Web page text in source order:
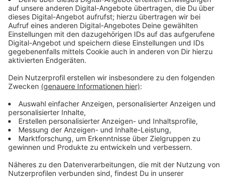
der "Host City" Düsseldorf schon groß. Das
Schauspielhaus etwa hat ein eigenes Stück
entwickelt, das an der dortigen Fanzone aufgeführt
wird. Weitere Fanzonen gibt es am Burgplatz und rund
um die Apollo-Wiese an der Kniebrücke. Dazu kommt
Anzeige
Weitere Infos und Links zum Thema
Anzeige
100 Tage bis EM - das sind die wichtigsten Infos